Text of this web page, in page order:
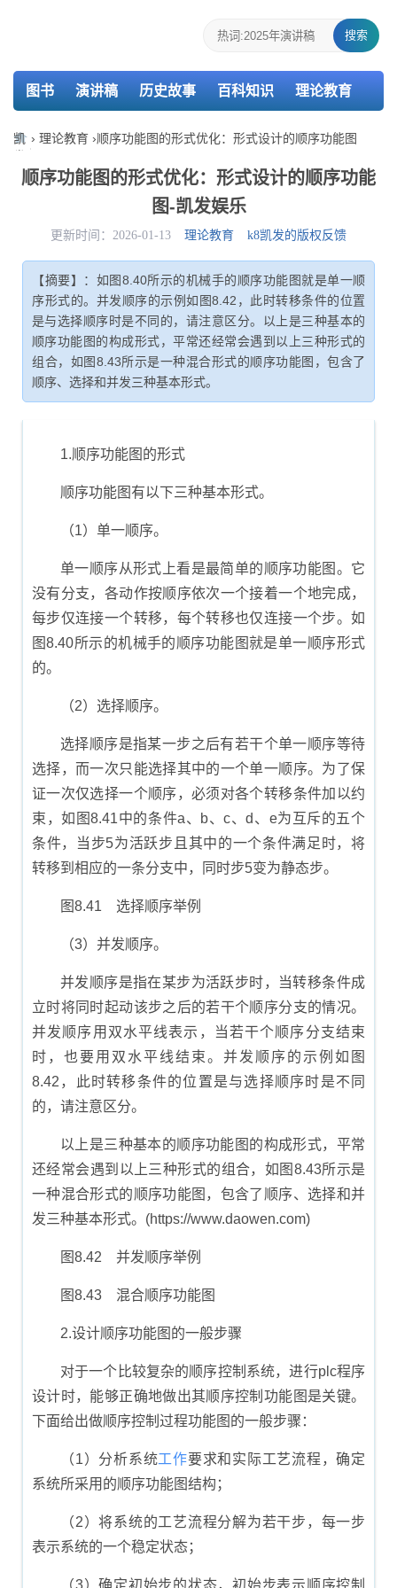
搜索
图书 演讲稿 历史故事 百科知识 理论教育
个人简历 报告 策划 教案 课件 检讨书
主持词 述职报告 活动总结 介绍信
凯
娱
› 理论教育 ›顺序功能图的形式优化：形式设计的顺序功能图
顺序功能图的形式优化：形式设计的顺序功能
图-凯发娱乐
更新时间：2026-01-13 理论教育 k8凯发的版权反馈
【摘要】：如图8.40所示的机械手的顺序功能图就是单一顺
序形式的。并发顺序的示例如图8.42，此时转移条件的位置
是与选择顺序时是不同的，请注意区分。以上是三种基本的
顺序功能图的构成形式，平常还经常会遇到以上三种形式的
组合，如图8.43所示是一种混合形式的顺序功能图，包含了
顺序、选择和并发三种基本形式。
1.顺序功能图的形式
顺序功能图有以下三种基本形式。
（1）单一顺序。
单一顺序从形式上看是最简单的顺序功能图。它
没有分支，各动作按顺序依次一个接着一个地完成，
每步仅连接一个转移，每个转移也仅连接一个步。如
图8.40所示的机械手的顺序功能图就是单一顺序形式
的。
（2）选择顺序。
选择顺序是指某一步之后有若干个单一顺序等待
选择，而一次只能选择其中的一个单一顺序。为了保
证一次仅选择一个顺序，必须对各个转移条件加以约
束，如图8.41中的条件a、b、c、d、e为互斥的五个
条件，当步5为活跃步且其中的一个条件满足时，将
转移到相应的一条分支中，同时步5变为静态步。
图8.41 选择顺序举例
（3）并发顺序。
并发顺序是指在某步为活跃步时，当转移条件成
立时将同时起动该步之后的若干个顺序分支的情况。
并发顺序用双水平线表示，当若干个顺序分支结束
时，也要用双水平线结束。并发顺序的示例如图
8.42，此时转移条件的位置是与选择顺序时是不同
的，请注意区分。
以上是三种基本的顺序功能图的构成形式，平常
还经常会遇到以上三种形式的组合，如图8.43所示是
一种混合形式的顺序功能图，包含了顺序、选择和并
发三种基本形式。(https://www.daowen.com)
图8.42 并发顺序举例
图8.43 混合顺序功能图
2.设计顺序功能图的一般步骤
对于一个比较复杂的顺序控制系统，进行plc程序
设计时，能够正确地做出其顺序控制功能图是关键。
下面给出做顺序控制过程功能图的一般步骤：
（1）分析系统工作要求和实际工艺流程，确定
系统所采用的顺序功能图结构；
（2）将系统的工艺流程分解为若干步，每一步
表示系统的一个稳定状态；
（3）确定初始步的状态，初始步表示顺序控制